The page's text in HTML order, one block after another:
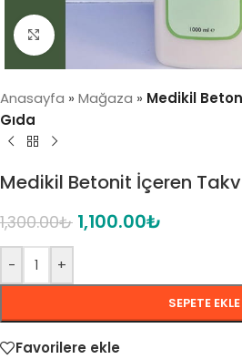
Click to enlarge
Anasayfa » Mağaza » Medikil
Gıda
Medikil Betonit İçeren
1,300.00₺ 1,100.00₺
- +
SEPETE EKLE
Favorilere ekle